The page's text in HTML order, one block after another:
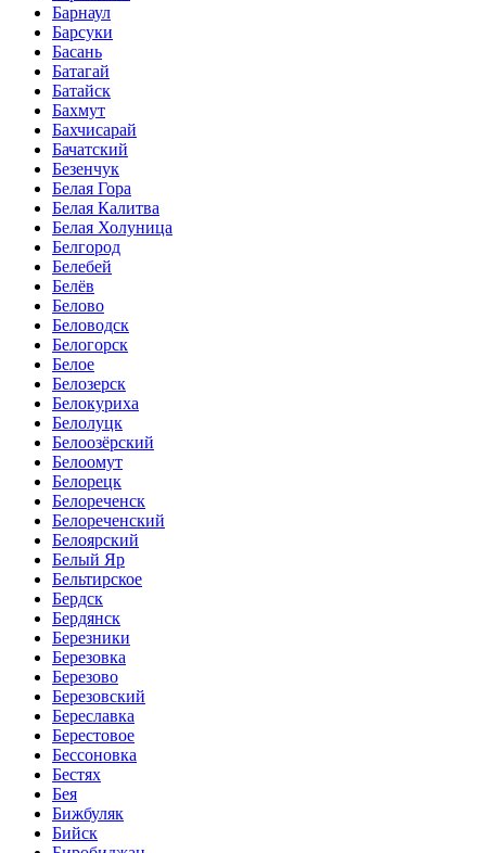
Барнаул
Барсуки
Басань
Батагай
Батайск
Бахмут
Бахчисарай
Бачатский
Безенчук
Белая Гора
Белая Калитва
Белая Холуница
Белгород
Белебей
Белёв
Белово
Беловодск
Белогорск
Белое
Белозерск
Белокуриха
Белолуцк
Белоозёрский
Белоомут
Белорецк
Белореченск
Белореченский
Белоярский
Белый Яр
Бельтирское
Бердск
Бердянск
Березники
Березовка
Березово
Березовский
Береславка
Берестовое
Бессоновка
Бестях
Бея
Бижбуляк
Бийск